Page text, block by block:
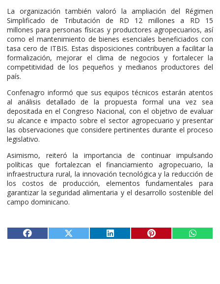
La organización también valoró la ampliación del Régimen
Simplificado de Tributación de RD 12 millones a RD 15
millones para personas físicas y productores agropecuarios, así
como el mantenimiento de bienes esenciales beneficiados con
tasa cero de ITBIS. Estas disposiciones contribuyen a facilitar la
formalización, mejorar el clima de negocios y fortalecer la
competitividad de los pequeños y medianos productores del
país.
Confenagro informó que sus equipos técnicos estarán atentos
al análisis detallado de la propuesta formal una vez sea
depositada en el Congreso Nacional, con el objetivo de evaluar
su alcance e impacto sobre el sector agropecuario y presentar
las observaciones que considere pertinentes durante el proceso
legislativo.
Asimismo, reiteró la importancia de continuar impulsando
políticas que fortalezcan el financiamiento agropecuario, la
infraestructura rural, la innovación tecnológica y la reducción de
los costos de producción, elementos fundamentales para
garantizar la seguridad alimentaria y el desarrollo sostenible del
campo dominicano.